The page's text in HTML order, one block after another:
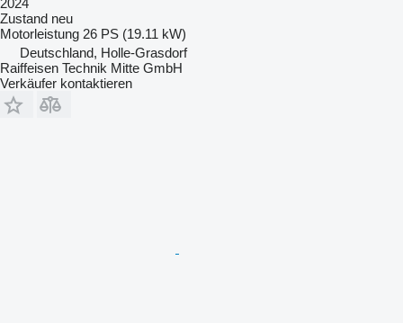
2024
Zustand neu
Motorleistung 26 PS (19.11 kW)
Deutschland, Holle-Grasdorf
Raiffeisen Technik Mitte GmbH
Verkäufer kontaktieren